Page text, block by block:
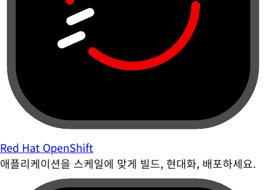
Red Hat OpenShift
애플리케이션을 스케일에 맞게 빌드, 현대화, 배포하세요.